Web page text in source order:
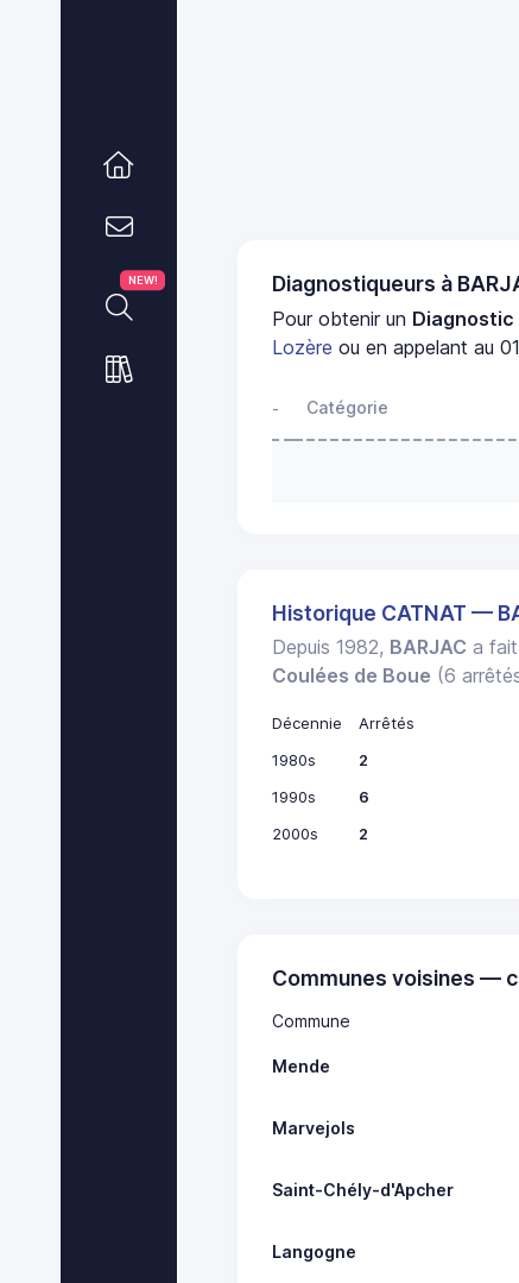
NEW! Diagnostiqueurs à
Pour obtenir un Diagnostic
Lozère ou en appelant au
- Catégorie
Historique CATNAT —
Depuis 1982, BARJAC a
Coulées de Boue (6
Décennie
Arrêtés
1980s
2
1990s
6
2000s
2
Communes voisines —
Commune
Mende
Marvejols
Saint-Chély-d'Apcher
Langogne